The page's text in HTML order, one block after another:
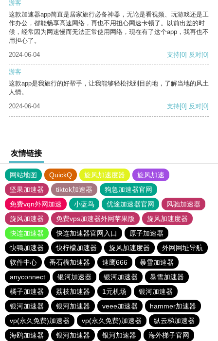
游客
这款加速器app简直是居家旅行必备神器，无论是看视频、玩游戏还是工
作办公，都能畅享高速网络，再也不用担心网速卡顿了。以前出差的时
候，经常因为网速慢而无法正常使用网络，现在有了这个app，我再也不
用担心了。
2024-06-04
支持[0] 反对[0]
游客
这款app是我旅行的好帮手，让我能够轻松找到目的地，了解当地的风土
人情。
2024-06-04
支持[0] 反对[0]
友情链接
网站地图 QuickQ 旋风加速度器
旋风加速
坚果加速器
tiktok加速器
狗急加速器官网
免费vqn外网加速
小蓝鸟 优途加速器官网
风驰加速器
旋风加速器
免费vps加速器外网苹果版
旋风加速度器
快连加速器
快连加速器官网入口
原子加速器
快鸭加速器
快柠檬加速器 旋风加速度器
外网网址导航
软件中心
番石榴加速器 速鹰666
暴雪加速器
anyconnect
银河加速器 银河加速器
暴雪加速器
橘子加速器
荔枝加速器 1元机场
银河加速器
银河加速器
银河加速器 veee加速器
hammer加速器
vp(永久免费)加速器
vp(永久免费)加速器
纵云梯加速器
海鸥加速器
银河加速器 银河加速器 海外梯子官网